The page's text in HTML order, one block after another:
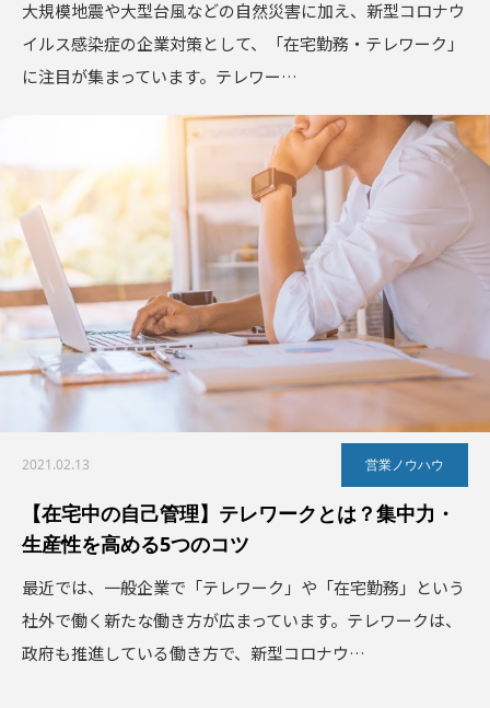
大規模地震や大型台風などの自然災害に加え、新型コロナウ
イルス感染症の企業対策として、「在宅勤務・テレワーク」
に注目が集まっています。テレワー…
2021.02.13 営業ノウハウ
【在宅中の自己管理】テレワークとは？集中力・
生産性を高める5つのコツ
最近では、一般企業で「テレワーク」や「在宅勤務」という
社外で働く新たな働き方が広まっています。テレワークは、
政府も推進している働き方で、新型コロナウ…